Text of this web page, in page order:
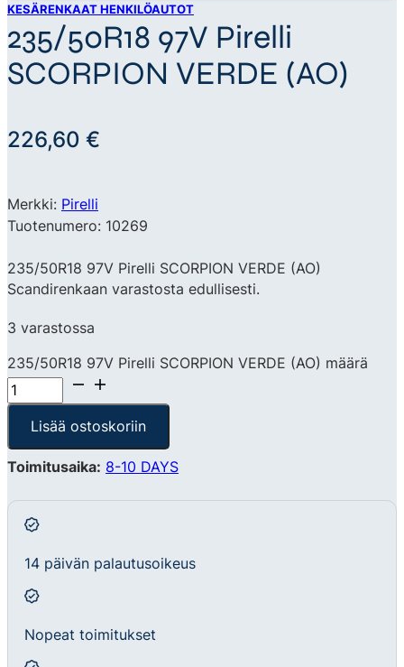
KESÄRENKAAT HENKILÖAUTOT
235/50R18 97V Pirelli
SCORPION VERDE (AO)
226,60 €
Merkki: Pirelli
Tuotenumero: 10269
235/50R18 97V Pirelli SCORPION VERDE (AO)
Scandirenkaan varastosta edullisesti.
3 varastossa
235/50R18 97V Pirelli SCORPION VERDE (AO) määrä
Lisää ostoskoriin
Toimitusaika: 8-10 DAYS
14 päivän palautusoikeus
Nopeat toimitukset